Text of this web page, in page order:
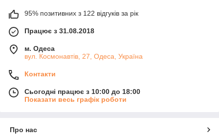
95% позитивних з 122 відгуків за рік
Працює з 31.08.2018
м. Одеса
вул. Космонавтів, 27, Одеса, Україна
Контакти
Сьогодні працює з 10:00 до 18:00
Показати весь графік роботи
Про нас